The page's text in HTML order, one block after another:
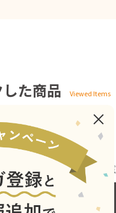
た商品
館 ～By JRTF～ > 学習教室
トご利用にあたって